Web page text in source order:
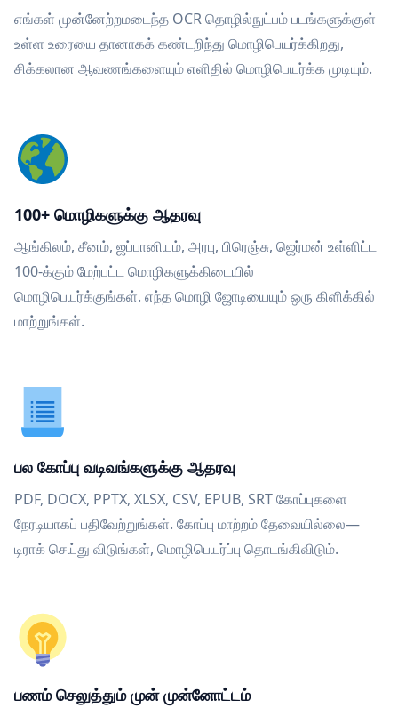
எங்கள் முன்னேற்றமடைந்த OCR தொழில்நுட்பம் படங்களுக்குள்
உள்ள உரையை தானாகக் கண்டறிந்து மொழிபெயர்க்கிறது,
சிக்கலான ஆவணங்களையும் எளிதில் மொழிபெயர்க்க முடியும்.
100+ மொழிகளுக்கு ஆதரவு
ஆங்கிலம், சீனம், ஜப்பானியம், அரபு, பிரெஞ்சு, ஜெர்மன் உள்ளிட்ட
100-க்கும் மேற்பட்ட மொழிகளுக்கிடையில்
மொழிபெயர்க்குங்கள். எந்த மொழி ஜோடியையும் ஒரு கிளிக்கில்
மாற்றுங்கள்.
பல கோப்பு வடிவங்களுக்கு ஆதரவு
PDF, DOCX, PPTX, XLSX, CSV, EPUB, SRT கோப்புகளை
நேரடியாகப் பதிவேற்றுங்கள். கோப்பு மாற்றம் தேவையில்லை—
டிராக் செய்து விடுங்கள், மொழிபெயர்ப்பு தொடங்கிவிடும்.
பணம் செலுத்தும் முன் முன்னோட்டம்